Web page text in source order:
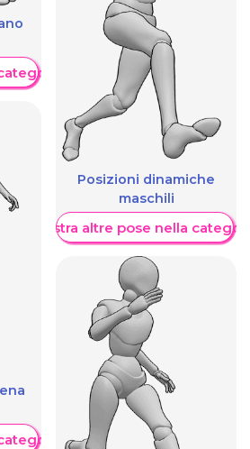
Posizioni dinamiche
maschili
Mostra altre pose nella